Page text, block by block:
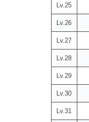
Lv.25
Lv.26
Lv.27
Lv.28
Lv.29
Lv.30
Lv.31